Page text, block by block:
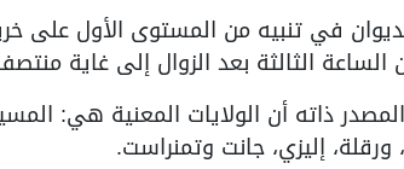
في تنبيه من المستوى الأول على
الثالثة بعد الزوال إلى غاية
ذاته أن الولايات المعنية هي:
إليزي، جانت وتمنراست.